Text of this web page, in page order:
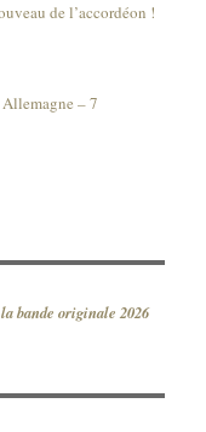
de l’accordéon !
– 7
bande originale 2026